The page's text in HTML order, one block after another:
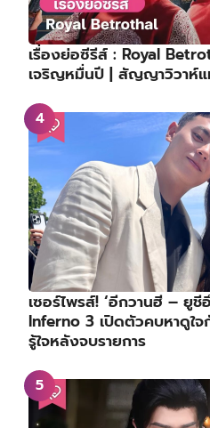
เรื่องย่อซีรีส์ : Royal
เจริญหมื่นปี | สัญญาวิวาห์
เซอร์ไพรส์! ‘อีกวานฮี – ยูชี
Inferno 3 เปิดตัวคบหาดู
รู้ใจหลังจบรายการ